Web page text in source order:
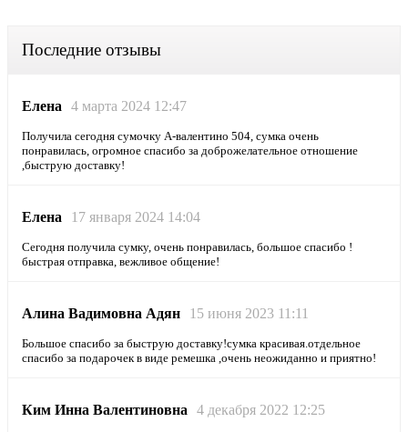
Последние отзывы
Елена 4 марта 2024 12:47
Получила сегодня сумочку А-валентино 504, сумка очень
понравилась, огромное спасибо за доброжелательное отношение
,быструю доставку!
Елена 17 января 2024 14:04
Сегодня получила сумку, очень понравилась, большое спасибо !
быстрая отправка, вежливое общение!
Алина Вадимовна Адян 15 июня 2023 11:11
Большое спасибо за быструю доставку!сумка красивая.отдельное
спасибо за подарочек в виде ремешка ,очень неожиданно и приятно!
Ким Инна Валентиновна 4 декабря 2022 12:25